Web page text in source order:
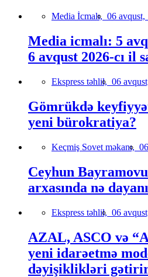
Media İcmalı, 06 avqust,
Media icmalı: 5
6 avqust 2026-cı il
Ekspress təhlil, 06
Gömrükdə
yeni bürokratiya?
Keçmiş Sovet məkanı,
Ceyhun
arxasında nə
Ekspress təhlil, 06
AZAL, ASCO və
yeni idarəetmə
dəyişiklikləri